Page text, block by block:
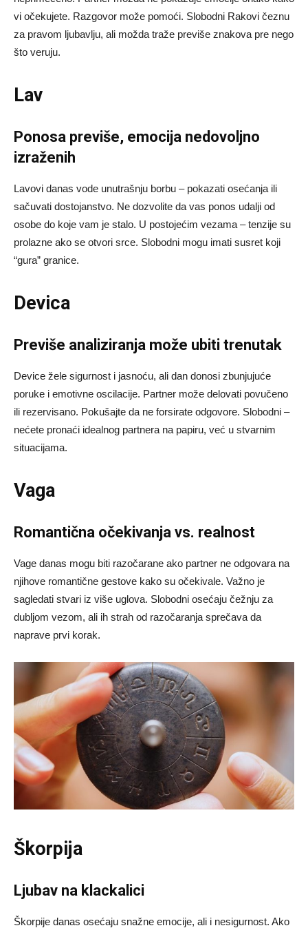
vi očekujete. Razgovor može pomoći. Slobodni Rakovi čeznu
za pravom ljubavlju, ali možda traže previše znakova pre nego
što veruju.
Lav
Ponosa previše, emocija nedovoljno
izraženih
Lavovi danas vode unutrašnju borbu – pokazati osećanja ili
sačuvati dostojanstvo. Ne dozvolite da vas ponos udalji od
osobe do koje vam je stalo. U postojećim vezama – tenzije su
prolazne ako se otvori srce. Slobodni mogu imati susret koji
“gura” granice.
Devica
Previše analiziranja može ubiti trenutak
Device žele sigurnost i jasnoću, ali dan donosi zbunjujuće
poruke i emotivne oscilacije. Partner može delovati povučeno
ili rezervisano. Pokušajte da ne forsirate odgovore. Slobodni –
nećete pronaći idealnog partnera na papiru, već u stvarnim
situacijama.
Vaga
Romantična očekivanja vs. realnost
Vage danas mogu biti razočarane ako partner ne odgovara na
njihove romantične gestove kako su očekivale. Važno je
sagledati stvari iz više uglova. Slobodni osećaju čežnju za
dubljom vezom, ali ih strah od razočaranja sprečava da
naprave prvi korak.
Škorpija
Ljubav na klackalici
Škorpije danas osećaju snažne emocije, ali i nesigurnost. Ako